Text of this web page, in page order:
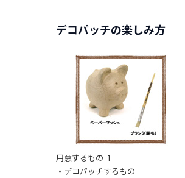
デコパッチの楽しみ方
用意するもの-1
・デコパッチするもの